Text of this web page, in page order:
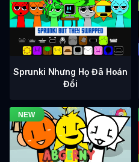
Sprunki Nhưng Họ Đã Hoán
Đổi